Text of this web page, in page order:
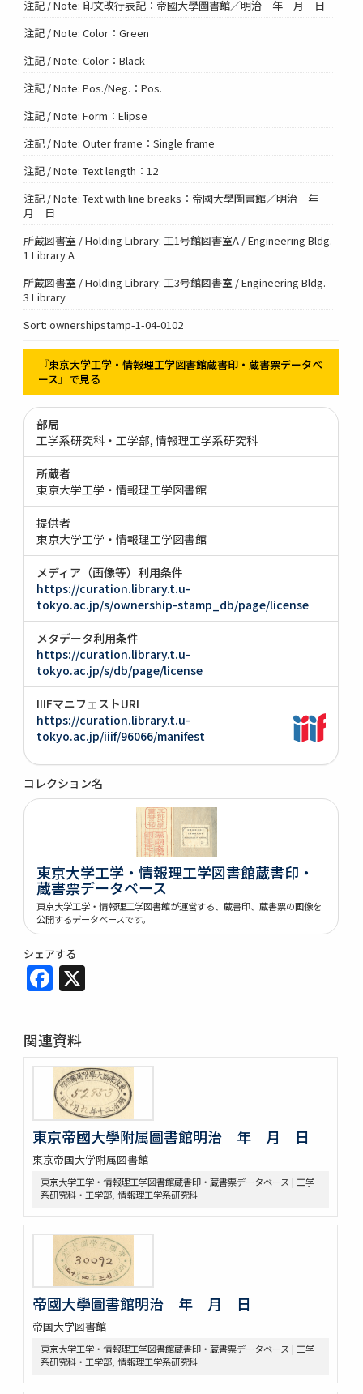
注記 / Note: 印文改行表記：帝國大學圖書館／明治 年 月 日
注記 / Note: Color：Green
注記 / Note: Color：Black
注記 / Note: Pos./Neg.：Pos.
注記 / Note: Form：Elipse
注記 / Note: Outer frame：Single frame
注記 / Note: Text length：12
注記 / Note: Text with line breaks：帝國大學圖書館／明治 年
月 日
所蔵図書室 / Holding Library: 工1号館図書室A / Engineering Bldg.
1 Library A
所蔵図書室 / Holding Library: 工3号館図書室 / Engineering Bldg.
3 Library
Sort: ownershipstamp-1-04-0102
『東京大学工学・情報理工学図書館蔵書印・蔵書票データベ
ース』で見る
部局
工学系研究科・工学部 情報理工学系研究科
所蔵者
東京大学工学・情報理工学図書館
提供者
東京大学工学・情報理工学図書館
メディア（画像等）利用条件
https://curation.library.t.u-
tokyo.ac.jp/s/ownership-stamp_db/page/license
メタデータ利用条件
https://curation.library.t.u-
tokyo.ac.jp/s/db/page/license
IIIFマニフェストURI
https://curation.library.t.u-
tokyo.ac.jp/iiif/96066/manifest
コレクション名
東京大学工学・情報理工学図書館蔵書印・
蔵書票データベース
東京大学工学・情報理工学図書館が運営する、蔵書印、蔵書票の画像を
公開するデータベースです。
シェアする
Facebook
関連資料
東京帝國大學附属圖書館明治 年 月 日
東京帝国大学附属図書館
東京大学工学・情報理工学図書館蔵書印・蔵書票データベース | 工学
系研究科・工学部, 情報理工学系研究科
帝國大學圖書館明治 年 月 日
帝国大学図書館
東京大学工学・情報理工学図書館蔵書印・蔵書票データベース | 工学
系研究科・工学部, 情報理工学系研究科